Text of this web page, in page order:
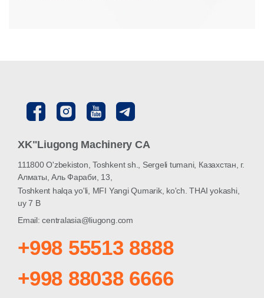
XK"Liugong Machinery CA
111800 O'zbekiston, Toshkent sh., Sergeli tumani, Казахстан, г.
Алматы, Аль Фараби, 13,
Toshkent halqa yo'li, MFI Yangi Qumarik, ko'ch. THAI yokashi,
uy 7 B
Email: centralasia@liugong.com
+998 55513 8888
+998 88038 6666